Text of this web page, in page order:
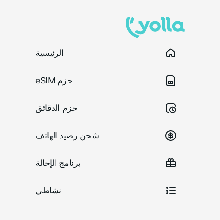
الرئيسية
حزم eSIM
حزم الدقائق
شحن رصيد الهاتف
برنامج الإحالة
نشاطي